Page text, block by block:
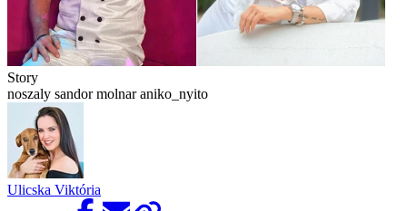
Story
noszaly sandor molnar aniko_nyito
Ulicska Viktória